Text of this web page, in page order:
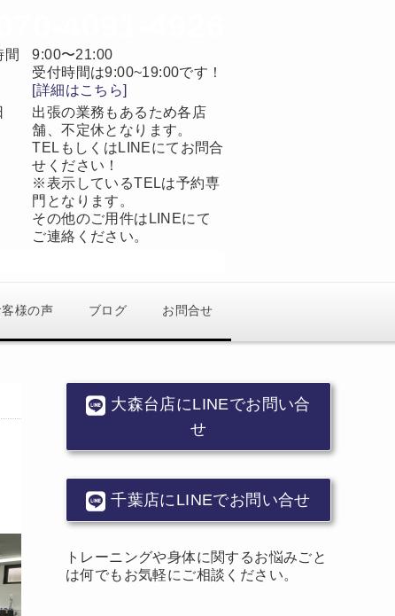
間
9:00〜21:00
受付時間は9:00~19:00です！
[詳細はこちら]
出張の業務もあるため各店
舗、不定休となります。
TELもしくはLINEにてお問合
せください！
※表示しているTELは予約専
門となります。
その他のご用件はLINEにて
ご連絡ください。
客様の声 ブログ お問合せ
大森台店にLINEでお問い合
せ
千葉店にLINEでお問い合せ
トレーニングや身体に関するお悩みごと
は何でもお気軽にご相談ください。